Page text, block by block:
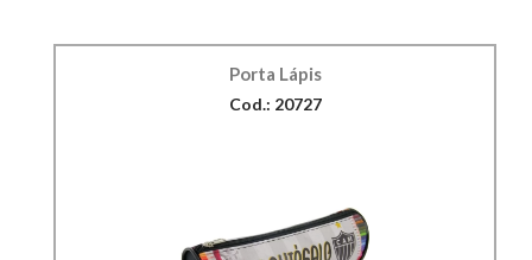
Porta Lápis
Cod.: 20727